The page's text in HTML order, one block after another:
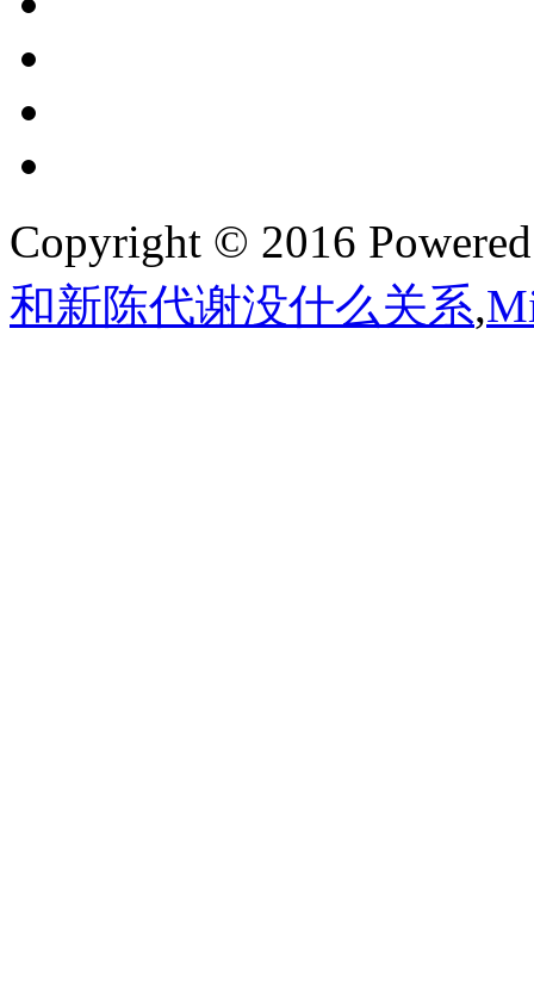
Copyright © 2016
和新陈代谢没什么关系,